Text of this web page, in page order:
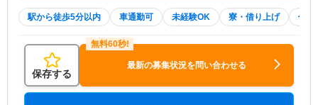
駅から徒歩5分以内 車通勤可 未経験OK 寮・借り上げ 住宅
保存する
最新の募集状況を問い合わせる